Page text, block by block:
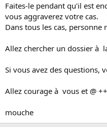
Faites-le pendant qu'il est
vous aggraverez votre cas.
Dans tous les cas, personne
Allez chercher un dossier à
Si vous avez des questions,
Allez courage à vous et @
mouche